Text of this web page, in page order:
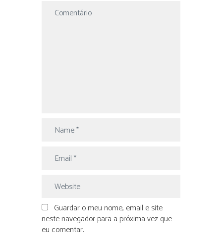
Guardar o meu nome, email e site
neste navegador para a próxima vez que
eu comentar.